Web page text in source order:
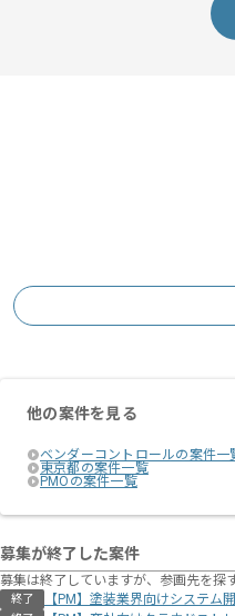
他の案件を見る
ベンダーコントロールの案件一
東京都の案件一覧
PMOの案件一覧
募集が終了した案件
募集は終了していますが、参画先を探
終了 【PM】塗装業界向けシステム